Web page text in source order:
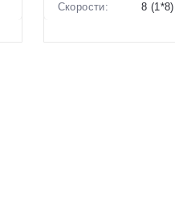
Скорости:
8 (1*8)